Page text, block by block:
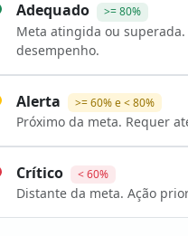
Adequado >= 80%
Meta atingida ou superada.
desempenho.
Alerta >= 60% e < 80%
Próximo da meta. Requer
Crítico < 60%
Distante da meta. Ação